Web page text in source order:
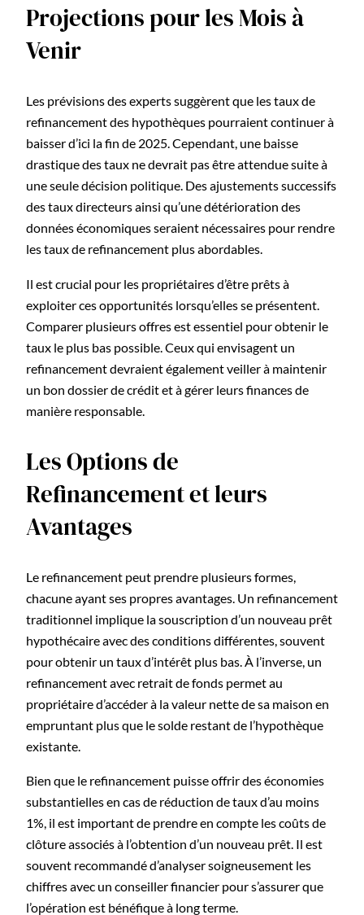
Projections pour les Mois à
Venir
Les prévisions des experts suggèrent que les taux de
refinancement des hypothèques pourraient continuer à
baisser d’ici la fin de 2025. Cependant, une baisse
drastique des taux ne devrait pas être attendue suite à
une seule décision politique. Des ajustements successifs
des taux directeurs ainsi qu’une détérioration des
données économiques seraient nécessaires pour rendre
les taux de refinancement plus abordables.
Il est crucial pour les propriétaires d’être prêts à
exploiter ces opportunités lorsqu’elles se présentent.
Comparer plusieurs offres est essentiel pour obtenir le
taux le plus bas possible. Ceux qui envisagent un
refinancement devraient également veiller à maintenir
un bon dossier de crédit et à gérer leurs finances de
manière responsable.
Les Options de
Refinancement et leurs
Avantages
Le refinancement peut prendre plusieurs formes,
chacune ayant ses propres avantages. Un refinancement
traditionnel implique la souscription d’un nouveau prêt
hypothécaire avec des conditions différentes, souvent
pour obtenir un taux d’intérêt plus bas. À l’inverse, un
refinancement avec retrait de fonds permet au
propriétaire d’accéder à la valeur nette de sa maison en
empruntant plus que le solde restant de l’hypothèque
existante.
Bien que le refinancement puisse offrir des économies
substantielles en cas de réduction de taux d’au moins
1%, il est important de prendre en compte les coûts de
clôture associés à l’obtention d’un nouveau prêt. Il est
souvent recommandé d’analyser soigneusement les
chiffres avec un conseiller financier pour s’assurer que
l’opération est bénéfique à long terme.